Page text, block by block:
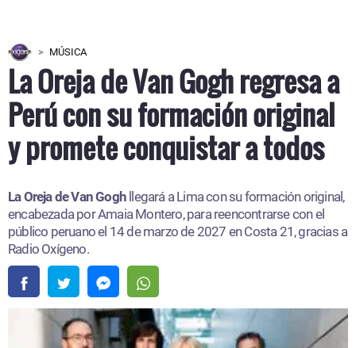
MÚSICA
La Oreja de Van Gogh regresa a
Perú con su formación original
y promete conquistar a todos
La Oreja de Van Gogh llegará a Lima con su formación original,
encabezada por Amaia Montero, para reencontrarse con el
público peruano el 14 de marzo de 2027 en Costa 21, gracias a
Radio Oxígeno.